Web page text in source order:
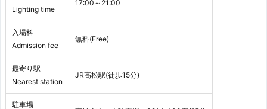
Lighting time
17:00～21:00
入場料
Admission fee
無料(Free)
最寄り駅
Nearest station
JR高松駅(徒歩15分)
駐車場